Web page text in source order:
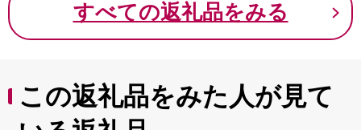
すべての返礼品をみる
この返礼品をみた人が見て